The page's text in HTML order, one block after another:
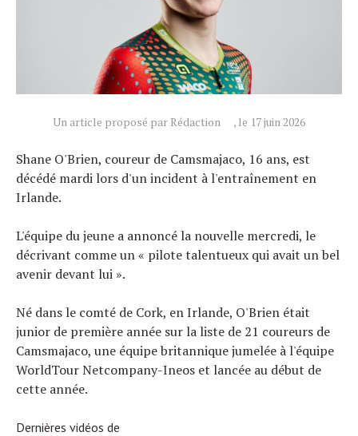
Un article proposé par Rédaction , le 17 juin 2026
Shane O'Brien, coureur de Camsmajaco, 16 ans, est
décédé mardi lors d'un incident à l'entraînement en
Irlande.
L'équipe du jeune a annoncé la nouvelle mercredi, le
décrivant comme un « pilote talentueux qui avait un bel
avenir devant lui ».
Né dans le comté de Cork, en Irlande, O'Brien était
junior de première année sur la liste de 21 coureurs de
Camsmajaco, une équipe britannique jumelée à l'équipe
WorldTour Netcompany-Ineos et lancée au début de
cette année.
Dernières vidéos de
Tests de produits
Conseils
Tendances
Tous nos articles
À propos